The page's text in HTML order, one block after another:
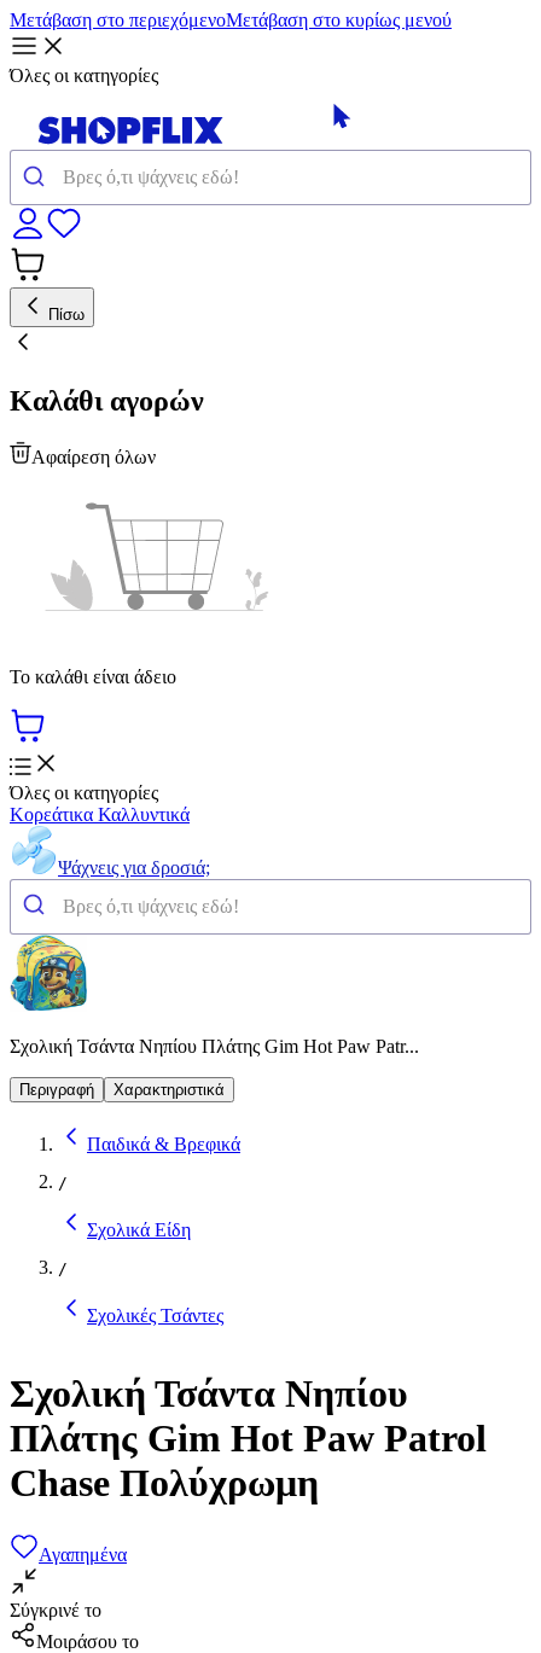
Μετάβαση στο περιεχόμενοΜετάβαση στο κυρίως μενού
Όλες οι κατηγορίες
Πίσω
Καλάθι αγορών
Αφαίρεση όλων
Το καλάθι είναι άδειο
Όλες οι κατηγορίες
Κορεάτικα Καλλυντικά
Ψάχνεις για δροσιά;
Σχολική Τσάντα Νηπίου Πλάτης Gim Hot Paw Patr...
Περιγραφή Χαρακτηριστικά
Παιδικά & Βρεφικά
/
Σχολικά Είδη
/
Σχολικές Τσάντες
Σχολική Τσάντα Νηπίου
Πλάτης Gim Hot Paw Patrol
Chase Πολύχρωμη
Αγαπημένα
Σύγκρινέ το
Μοιράσου το